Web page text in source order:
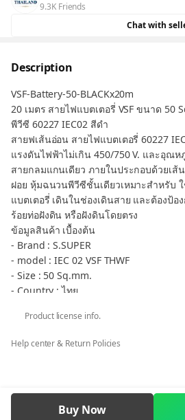
9.3K Friends
Chat with
Description
VSF-Battery-50-BLACKx20m
20 เมตร สายไฟแบตเตอรี่ VSF ขนาด 50
พีวีซี 60227 IEC02 สีดำ
สายฟเส้นอ่อน สายไฟแบตเตอรี่ 60227
แรงดันไฟฟ้าไม่เกิน 450/750 V. และอุณห
สายกลมแกนเดียว ภายในประกอบด้วยเส้
ฝอย หุ้มฉนวนพีวีซีชั้นเดียวเหมาะสำหรับ
แบตเตอรี่ เดินในช่องเดินสาย และต้องป้อ
ร้อยท่อฝังดิน หรือฝังดินโดยตรง
ข้อมูลสินค้า เบื้องต้น
- Brand : S.SUPER
- model : IEC 02 VSF THWF
- Size : 50 Sq.mm.
- Country : ไทย
- Voltage : 450/750V
- Insulated : PVC
- ความยาว : 20 เมตร
กลุ่มสินค้า 50 mm2 สายไฟ แบตเตอรี่ -
Product license info.
Help center & Return Policies
Buy Now